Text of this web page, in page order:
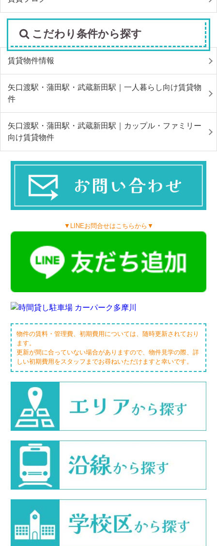
こだわり条件から探す
賃貸物件情報
矢口渡駅・蒲田駅・武蔵新田駅｜一人暮らし向け賃貸物
件
矢口渡駅・蒲田駅・武蔵新田駅｜カップル・ファミリー
向け賃貸物件
▼LINEお問合せはこちらから▼
物件の賃料・管理費、初期費用については、随時更新されており
ます。
更新が間に合っていない場合がありますので、物件見学の際、詳
しい初期費用をスタッフまでお尋ねいただけますと幸いです。